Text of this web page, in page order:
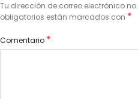
Tu dirección de correo electrónico
obligatorios están marcados con *
Comentario *